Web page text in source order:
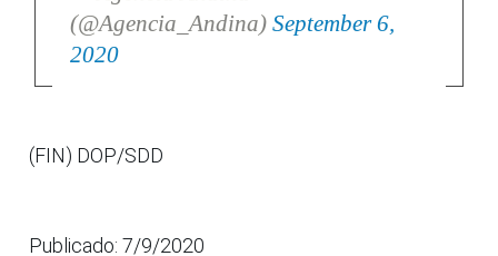
(@Agencia_Andina) September 6,
2020
(FIN) DOP/SDD
Publicado: 7/9/2020